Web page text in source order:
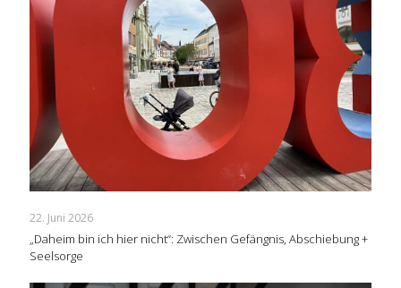
22. Juni 2026
„Daheim bin ich hier nicht“: Zwischen Gefängnis, Abschiebung +
Seelsorge